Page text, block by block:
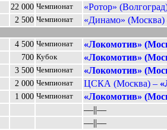
22 000 Чемпионат «Ротор»
2 500 Чемпионат «Динамо» (Москва)
4 500 Чемпионат «Локомотив»
700 Кубок «Локомотив»
3 500 Чемпионат «Локомотив»
2 000 Чемпионат ЦСКА (Москва) –
1 000 Чемпионат «Локомотив»
––||––
––||––